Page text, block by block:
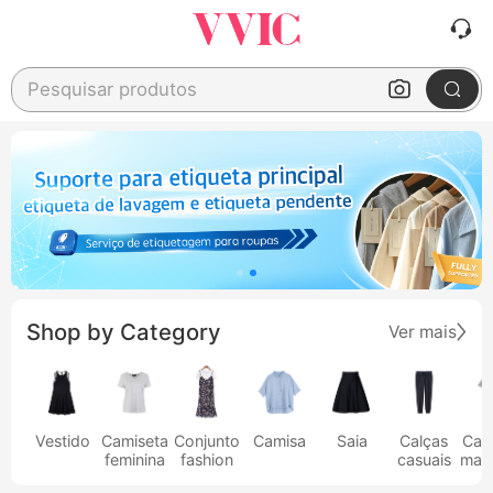
Pesquisar produtos
Shop by Category Ver mais
Vestido
Camiseta
feminina
Conjunto
fashion
Camisa Saia
Calças
casuais